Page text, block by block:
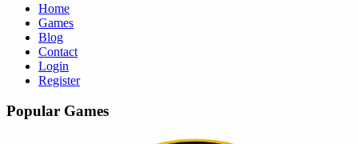
Home
Games
Blog
Contact
Login
Register
Popular Games